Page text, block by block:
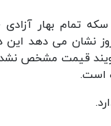
، در اولین ساعات بازگشایی بازار هر قطعه سکه تمام بهار آزادی ۱۰
نشان می دهد این در
قیمت مشخص نشده